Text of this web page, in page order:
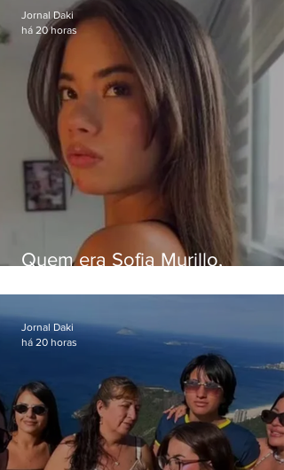
Quem era Sofia Murillo,
em queda de helicóptero no
Jornal Daki
há 20 horas
Jornal Daki
há 20 horas